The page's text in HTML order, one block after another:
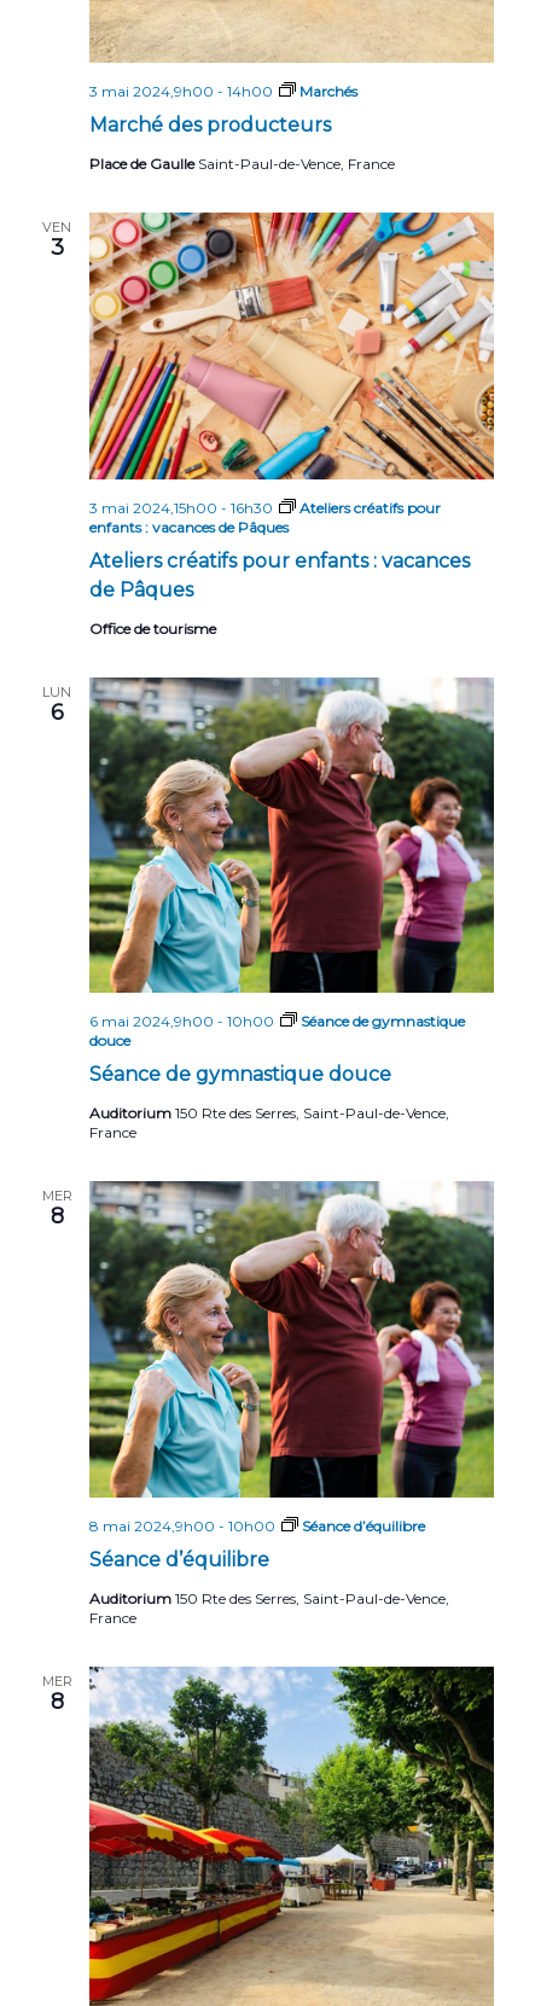
Marché des producteurs
3 mai 2024,9h00 - 14h00 Marchés
Place de Gaulle Saint-Paul-de-Vence, France
VEN
3
Ateliers créatifs pour enfants : vacances
de Pâques
3 mai 2024,15h00 - 16h30
Ateliers créatifs pour
enfants : vacances de Pâques
Office de tourisme
LUN
6
Séance de gymnastique douce
6 mai 2024,9h00 - 10h00
Séance de gymnastique
douce
Auditorium 150 Rte des Serres, Saint-Paul-de-Vence,
France
MER
8
Séance d’équilibre
8 mai 2024,9h00 - 10h00 Séance d’équilibre
Auditorium 150 Rte des Serres, Saint-Paul-de-Vence,
France
MER
8